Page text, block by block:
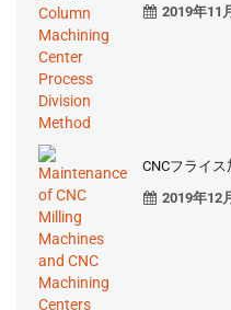
2019年11
CNCフライ
2019年12